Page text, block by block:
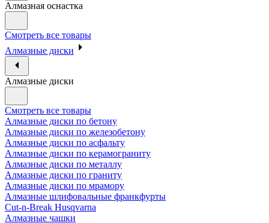
Алмазная оснастка
Смотреть все товары
Алмазные диски
Алмазные диски
Смотреть все товары
Алмазные диски по бетону
Алмазные диски по железобетону
Алмазные диски по асфальту
Алмазные диски по керамограниту
Алмазные диски по металлу
Алмазные диски по граниту
Алмазные диски по мрамору
Алмазные шлифовальные франкфурты
Cut-n-Break Husqvarna
Алмазные чашки